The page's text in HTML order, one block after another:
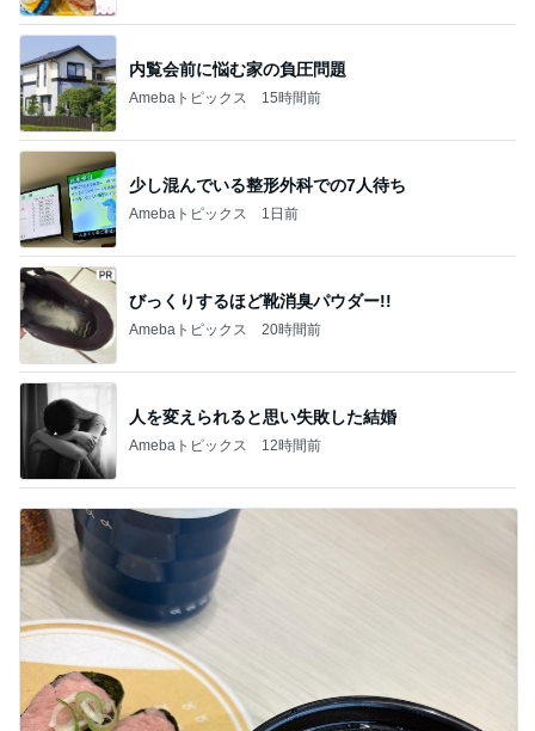
内覧会前に悩む家の負圧問題
Amebaトピックス 15時間前
少し混んでいる整形外科での7人待ち
Amebaトピックス 1日前
びっくりするほど靴消臭パウダー!!
Amebaトピックス 20時間前
人を変えられると思い失敗した結婚
Amebaトピックス 12時間前